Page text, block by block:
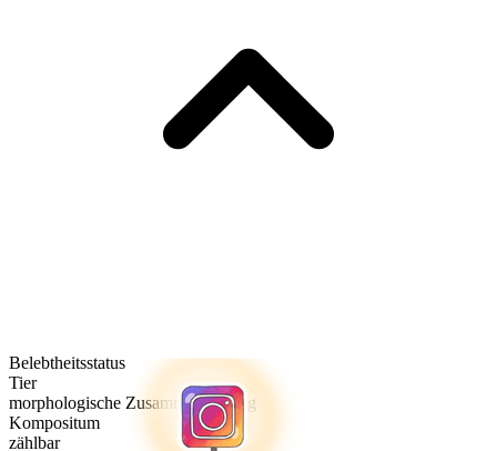
Belebtheitsstatus
Tier
morphologische Zusammensetzung
Kompositum
zählbar